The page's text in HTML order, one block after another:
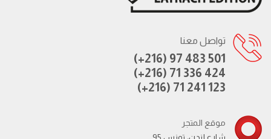
تواصل معنا
(+216) 97 483 501
(+216) 71 336 424
(+216) 71 241 123
موقع المتجر